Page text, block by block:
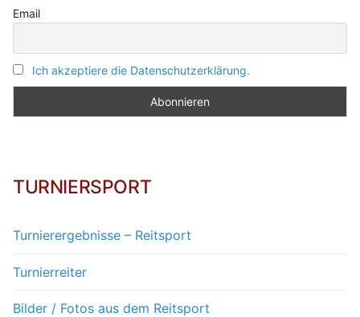
Email
Ich akzeptiere die Datenschutzerklärung.
TURNIERSPORT
Turnierergebnisse – Reitsport
Turnierreiter
Bilder / Fotos aus dem Reitsport